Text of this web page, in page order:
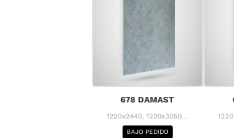
678 DAMAST
1220x2440, 1220x3050...
BAJO PEDIDO